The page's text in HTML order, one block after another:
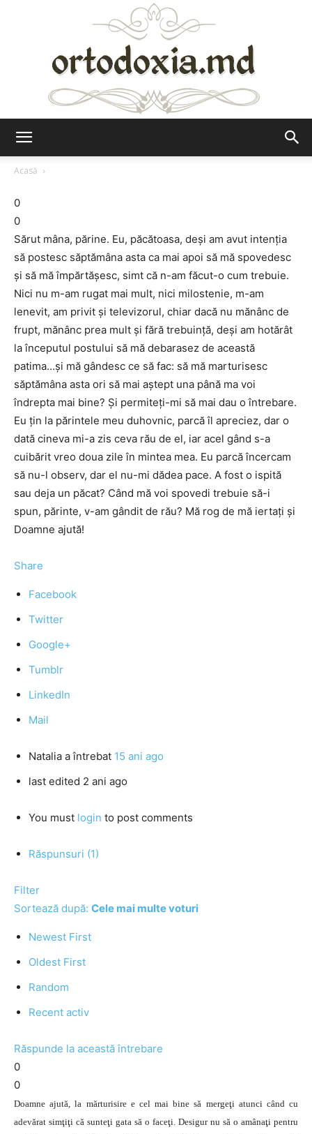
Acasă
0
0
Sărut mâna, părine. Eu, păcătoasa, deşi am avut intenţia
să postesc săptămâna asta ca mai apoi să mă spovedesc
şi să mă împărtăşesc, simt că n-am făcut-o cum trebuie.
Nici nu m-am rugat mai mult, nici milostenie, m-am
lenevit, am privit şi televizorul, chiar dacă nu mănânc de
frupt, mănânc prea mult şi fără trebuinţă, deşi am hotărât
la începutul postului să mă debarasez de această
patima…şi mă gândesc ce să fac: să mă marturisesc
săptămâna asta ori să mai aştept una până ma voi
îndrepta mai bine? Şi permiteţi-mi să mai dau o întrebare.
Eu ţin la părintele meu duhovnic, parcă îl apreciez, dar o
dată cineva mi-a zis ceva rău de el, iar acel gând s-a
cuibărit vreo doua zile în mintea mea. Eu parcă încercam
să nu-l observ, dar el nu-mi dădea pace. A fost o ispită
sau deja un păcat? Când mă voi spovedi trebuie să-i
spun, părinte, v-am gândit de rău? Mă rog de mă iertaţi şi
Doamne ajută!
Share
Facebook
Twitter
Google+
Tumblr
LinkedIn
Mail
Natalia a întrebat 15 ani ago
last edited 2 ani ago
You must login to post comments
Răspunsuri (1)
Filter
Sortează după: Cele mai multe voturi
Newest First
Oldest First
Random
Recent activ
Răspunde la această întrebare
0
0
Doamne ajută, la mărturisire e cel mai bine să mergeţi atunci când cu
adevărat simţiţi că sunteţi gata să o faceţi. Desigur nu să o amânaţi pentru